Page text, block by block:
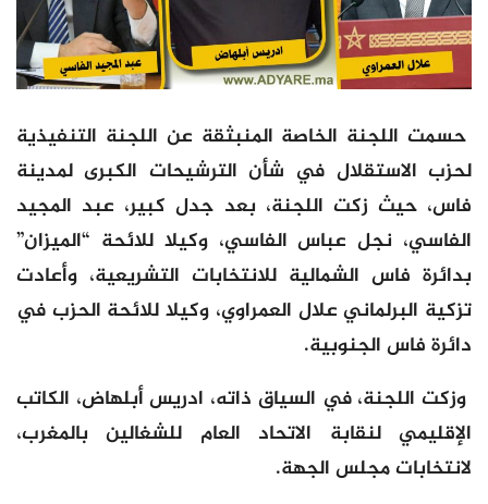
حسمت اللجنة الخاصة المنبثقة عن اللجنة التنفيذية
لحزب الاستقلال في شأن الترشيحات الكبرى لمدينة
فاس، حيث زكت اللجنة، بعد جدل كبير، عبد المجيد
الفاسي، نجل عباس الفاسي، وكيلا للائحة “الميزان”
بدائرة فاس الشمالية للانتخابات التشريعية، وأعادت
تزكية البرلماني علال العمراوي، وكيلا للائحة الحزب في
دائرة فاس الجنوبية.
وزكت اللجنة، في السياق ذاته، ادريس أبلهاض، الكاتب
الإقليمي لنقابة الاتحاد العام للشغالين بالمغرب،
لانتخابات مجلس الجهة.